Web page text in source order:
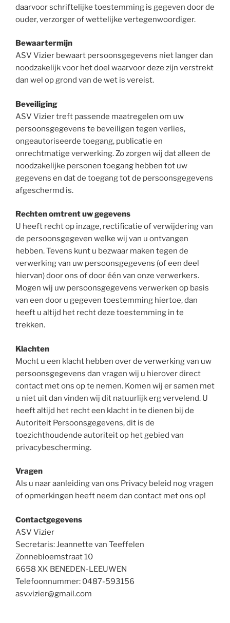
daarvoor schriftelijke toestemming is gegeven door de
ouder, verzorger of wettelijke vertegenwoordiger.
Bewaartermijn
ASV Vizier bewaart persoonsgegevens niet langer dan
noodzakelijk voor het doel waarvoor deze zijn verstrekt
dan wel op grond van de wet is vereist.
Beveiliging
ASV Vizier treft passende maatregelen om uw
persoonsgegevens te beveiligen tegen verlies,
ongeautoriseerde toegang, publicatie en
onrechtmatige verwerking. Zo zorgen wij dat alleen de
noodzakelijke personen toegang hebben tot uw
gegevens en dat de toegang tot de persoonsgegevens
afgeschermd is.
Rechten omtrent uw gegevens
U heeft recht op inzage, rectificatie of verwijdering van
de persoonsgegeven welke wij van u ontvangen
hebben. Tevens kunt u bezwaar maken tegen de
verwerking van uw persoonsgegevens (of een deel
hiervan) door ons of door één van onze verwerkers.
Mogen wij uw persoonsgegevens verwerken op basis
van een door u gegeven toestemming hiertoe, dan
heeft u altijd het recht deze toestemming in te
trekken.
Klachten
Mocht u een klacht hebben over de verwerking van uw
persoonsgegevens dan vragen wij u hierover direct
contact met ons op te nemen. Komen wij er samen met
u niet uit dan vinden wij dit natuurlijk erg vervelend. U
heeft altijd het recht een klacht in te dienen bij de
Autoriteit Persoonsgegevens, dit is de
toezichthoudende autoriteit op het gebied van
privacybescherming.
Vragen
Als u naar aanleiding van ons Privacy beleid nog vragen
of opmerkingen heeft neem dan contact met ons op!
Contactgegevens
ASV Vizier
Secretaris: Jeannette van Teeffelen
Zonnebloemstraat 10
6658 XK BENEDEN-LEEUWEN
Telefoonnummer: 0487-593156
asv.vizier@gmail.com